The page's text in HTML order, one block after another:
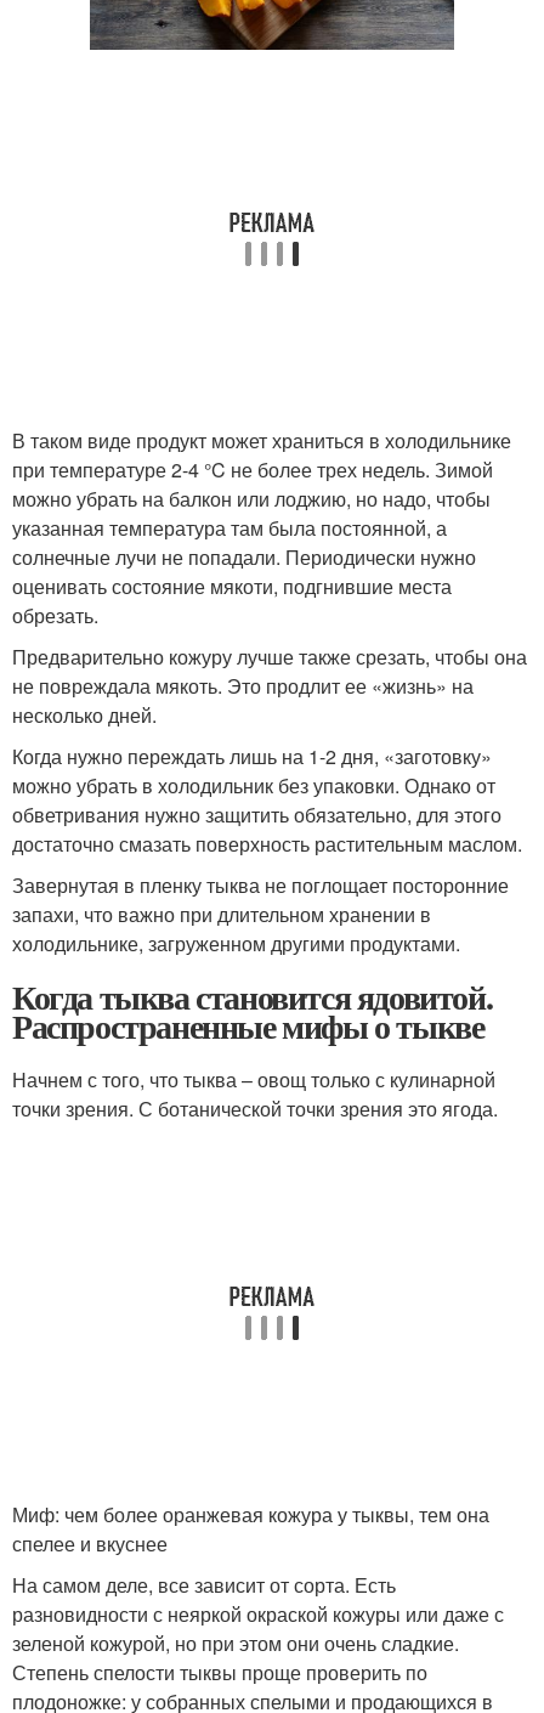
В таком виде продукт может храниться в холодильнике
при температуре 2-4 °C не более трех недель. Зимой
можно убрать на балкон или лоджию, но надо, чтобы
указанная температура там была постоянной, а
солнечные лучи не попадали. Периодически нужно
оценивать состояние мякоти, подгнившие места
обрезать.
Предварительно кожуру лучше также срезать, чтобы она
не повреждала мякоть. Это продлит ее «жизнь» на
несколько дней.
Когда нужно переждать лишь на 1-2 дня, «заготовку»
можно убрать в холодильник без упаковки. Однако от
обветривания нужно защитить обязательно, для этого
достаточно смазать поверхность растительным маслом.
Завернутая в пленку тыква не поглощает посторонние
запахи, что важно при длительном хранении в
холодильнике, загруженном другими продуктами.
Когда тыква становится ядовитой.
Распространенные мифы о тыкве
Начнем с того, что тыква – овощ только с кулинарной
точки зрения. С ботанической точки зрения это ягода.
Миф: чем более оранжевая кожура у тыквы, тем она
спелее и вкуснее
На самом деле, все зависит от сорта. Есть
разновидности с неяркой окраской кожуры или даже с
зеленой кожурой, но при этом они очень сладкие.
Степень спелости тыквы проще проверить по
плодоножке: у собранных спелыми и продающихся в